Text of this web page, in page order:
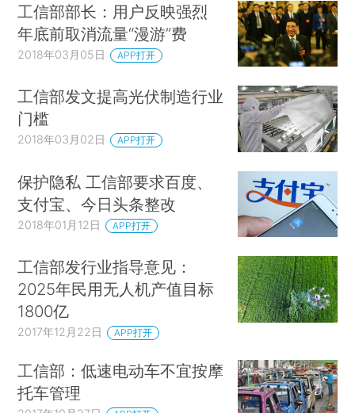
工信部部长：用户反映强烈
年底前取消流量“漫游”费
2018年03月05日 APP打开
工信部发文提高光伏制造行业
门槛
2018年03月02日 APP打开
保护隐私 工信部要求百度、
支付宝、今日头条整改
2018年01月12日 APP打开
工信部发行业指导意见：
2025年民用无人机产值目标
1800亿
2017年12月22日 APP打开
工信部：低速电动车不宜按摩
托车管理